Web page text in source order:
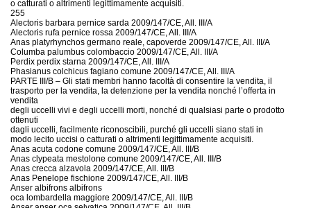
o catturati o altrimenti legittimamente acquisiti.
255
Alectoris barbara pernice sarda 2009/147/CE, All. III/A
Alectoris rufa pernice rossa 2009/147/CE, All. III/A
Anas platyrhynchos germano reale, capoverde 2009/147/CE, All. III/A
Columba palumbus colombaccio 2009/147/CE, All. III/A
Perdix perdix starna 2009/147/CE, All. III/A
Phasianus colchicus fagiano comune 2009/147/CE, All. III/A
PARTE III/B – Gli stati membri hanno facoltà di consentire la vendita, il
trasporto per la vendita, la detenzione per la vendita nonché l’offerta in
vendita
degli uccelli vivi e degli uccelli morti, nonché di qualsiasi parte o prodotto
ottenuti
dagli uccelli, facilmente riconoscibili, purché gli uccelli siano stati in
modo lecito uccisi o catturati o altrimenti legittimamente acquisiti.
Anas acuta codone comune 2009/147/CE, All. III/B
Anas clypeata mestolone comune 2009/147/CE, All. III/B
Anas crecca alzavola 2009/147/CE, All. III/B
Anas Penelope fischione 2009/147/CE, All. III/B
Anser albifrons albifrons
oca lombardella maggiore 2009/147/CE, All. III/B